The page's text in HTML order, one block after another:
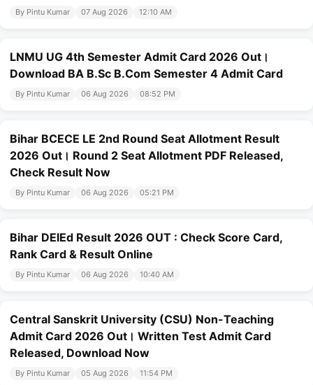
By Pintu Kumar 07 Aug 2026 12:10 AM
LNMU UG 4th Semester Admit Card 2026 Out।
Download BA B.Sc B.Com Semester 4 Admit Card
By Pintu Kumar 06 Aug 2026 08:52 PM
Bihar BCECE LE 2nd Round Seat Allotment Result
2026 Out। Round 2 Seat Allotment PDF Released,
Check Result Now
By Pintu Kumar 06 Aug 2026 05:21 PM
Bihar DElEd Result 2026 OUT : Check Score Card,
Rank Card & Result Online
By Pintu Kumar 06 Aug 2026 10:40 AM
Central Sanskrit University (CSU) Non-Teaching
Admit Card 2026 Out। Written Test Admit Card
Released, Download Now
By Pintu Kumar 05 Aug 2026 11:54 PM